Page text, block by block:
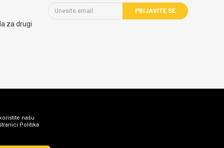
za drugi
PRIJAVITE SE
našu
Politika